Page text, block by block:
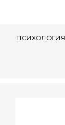
ПСИХОЛОГИЯ